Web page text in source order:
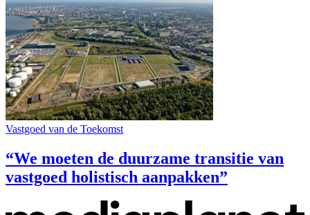
Vastgoed van de Toekomst
“We moeten de duurzame transitie van
vastgoed holistisch aanpakken”